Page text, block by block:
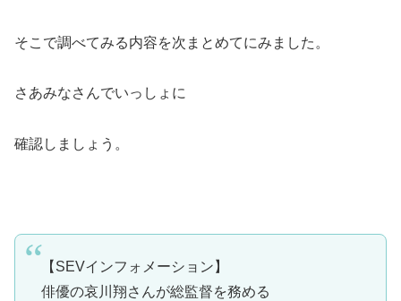
そこで調べてみる内容を次まとめてにみました。
さあみなさんでいっしょに
確認しましょう。
【SEVインフォメーション】
俳優の哀川翔さんが総監督を務める